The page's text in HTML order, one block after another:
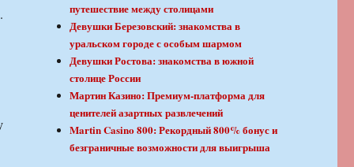
путешествие между столицами
Девушки Березовский: знакомства в
уральском городе с особым шармом
Девушки Ростова: знакомства в южной
столице России
Мартин Казино: Премиум-платформа для
ценителей азартных развлечений
Martin Casino 800: Рекордный 800% бонус и
безграничные возможности для выигрыша